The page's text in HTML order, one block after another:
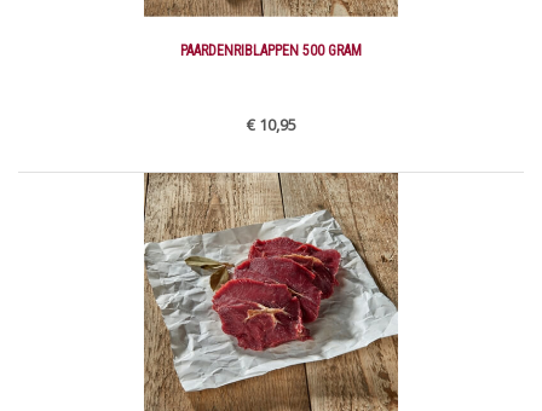
PAARDENRIBLAPPEN 500 GRAM
€ 10,95